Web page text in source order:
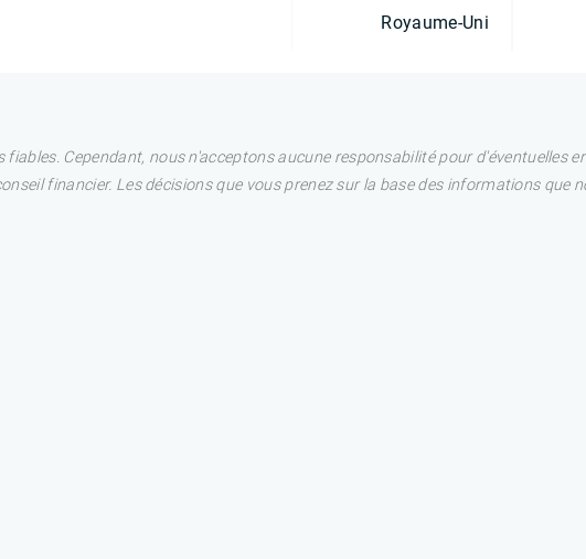
Royaume-Uni
Cependant, nous n'acceptons aucune responsabilité pour d'éventuelles
financier. Les décisions que vous prenez sur la base des informations